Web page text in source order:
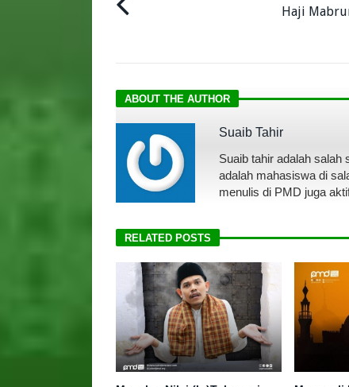
Haji
ABOUT THE AUTHOR
Suaib Tahir
Suaib tahir adalah salah
adalah mahasiswa di
menulis di PMD juga
RELATED POSTS